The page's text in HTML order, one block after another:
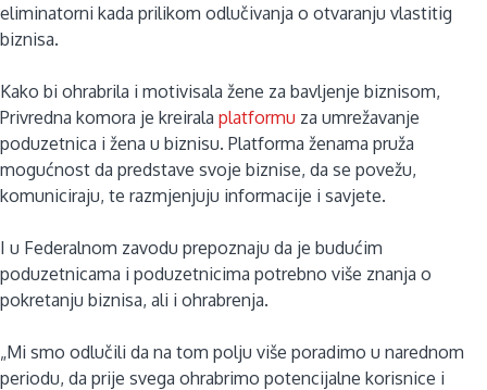
eliminatorni kada prilikom odlučivanja o otvaranju vlastitig
biznisa.
Kako bi ohrabrila i motivisala žene za bavljenje biznisom,
Privredna komora je kreirala platformu za umrežavanje
poduzetnica i žena u biznisu. Platforma ženama pruža
mogućnost da predstave svoje biznise, da se povežu,
komuniciraju, te razmjenjuju informacije i savjete.
I u Federalnom zavodu prepoznaju da je budućim
poduzetnicama i poduzetnicima potrebno više znanja o
pokretanju biznisa, ali i ohrabrenja.
„Mi smo odlučili da na tom polju više poradimo u narednom
periodu, da prije svega ohrabrimo potencijalne korisnice i